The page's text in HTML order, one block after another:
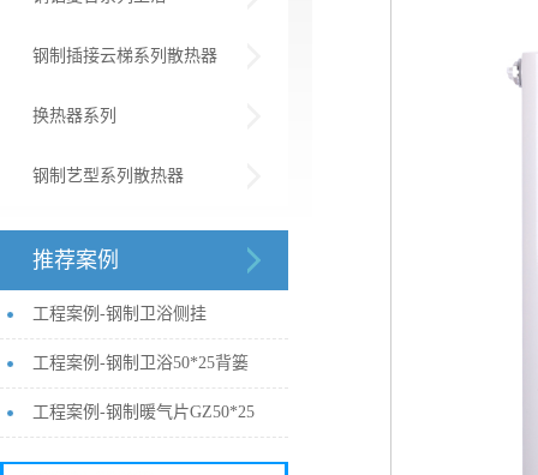
钢制插接云梯系列散热器
换热器系列
钢制艺型系列散热器
推荐案例
工程案例-钢制卫浴侧挂
工程案例-钢制卫浴50*25背篓
工程案例-钢制暖气片GZ50*25